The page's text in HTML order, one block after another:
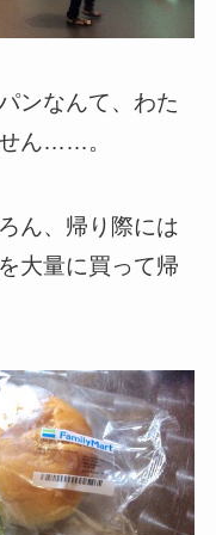
ンなんて、わた
ん……。
ん、帰り際には
大量に買って帰